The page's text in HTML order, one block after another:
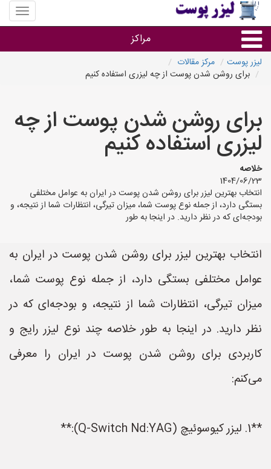
منوی
سایت
پوست
مراکز
گروه ها
استان ها
لیزر پوست
مرکز مقالات
برای روشن شدن پوست از چه لیزری استفاده کنیم
برای روشن شدن پوست از چه
لیزری استفاده کنیم
خلاصه
1404/06/23
انتخاب بهترین لیزر برای روشن شدن پوست در ایران به عوامل مختلفی
بستگی دارد، از جمله نوع پوست شما، میزان تیرگی، انتظارات شما از نتیجه، و
بودجه‌ای که در نظر دارید. در اینجا به طور
انتخاب بهترین لیزر برای روشن شدن پوست در ایران به
عوامل مختلفی بستگی دارد، از جمله نوع پوست شما،
میزان تیرگی، انتظارات شما از نتیجه، و بودجه‌ای که در
نظر دارید. در اینجا به طور خلاصه چند نوع لیزر رایج و
کاربردی برای روشن شدن پوست در ایران را معرفی
می‌کنم:
**1. لیزر کیوسوئیچ (Q-Switch Nd:YAG):**